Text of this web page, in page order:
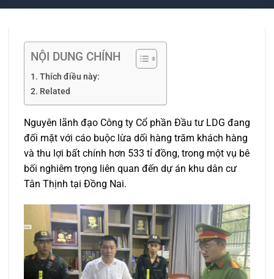
NỘI DUNG CHÍNH
Thích điều này:
Related
Nguyên lãnh đạo Công ty Cổ phần Đầu tư LDG đang
đối mặt với cáo buộc lừa dối hàng trăm khách hàng
và thu lợi bất chính hơn 533 tỉ đồng, trong một vụ bê
bối nghiêm trọng liên quan đến dự án khu dân cư
Tân Thịnh tại Đồng Nai.